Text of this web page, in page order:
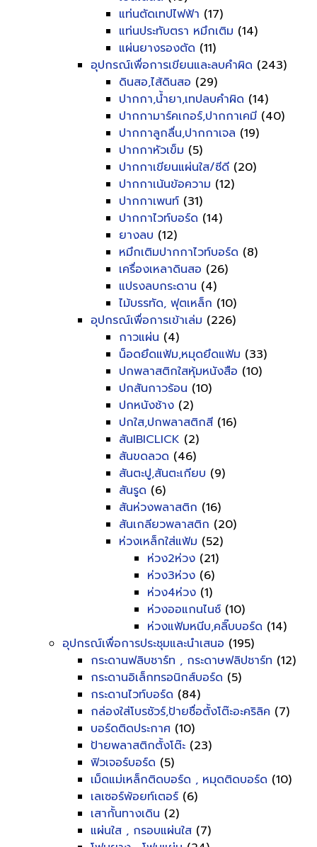
แท่นตัดเทปไฟฟ้า (17)
แท่นประทับตรา หมึกเติม (14)
แผ่นยางรองตัด (11)
อุปกรณ์เพื่อการเขียนและลบคำผิด (243)
ดินสอ,ไส้ดินสอ (29)
ปากกา,น้ำยา,เทปลบคำผิด (14)
ปากกามาร์คเกอร์,ปากกาเคมี (40)
ปากกาลูกลื่น,ปากกาเจล (19)
ปากกาหัวเข็ม (5)
ปากกาเขียนแผ่นใส/ซีดี (20)
ปากกาเน้นข้อความ (12)
ปากกาเพนท์ (31)
ปากกาไวท์บอร์ด (14)
ยางลบ (12)
หมึกเติมปากกาไวท์บอร์ด (8)
เครื่องเหลาดินสอ (26)
แปรงลบกระดาน (4)
ไม้บรรทัด, ฟุตเหล็ก (10)
อุปกรณ์เพื่อการเข้าเล่ม (226)
กาวแผ่น (4)
น็อดยึดแฟ้ม,หมุดยึดแฟ้ม (33)
ปกพลาสติกใสหุ้มหนังสือ (10)
ปกสันกาวร้อน (10)
ปกหนังช้าง (2)
ปกใส,ปกพลาสติกสี (16)
สันIBICLICK (2)
สันขดลวด (46)
สันตะปู,สันตะเกียบ (9)
สันรูด (6)
สันห่วงพลาสติก (16)
สันเกลียวพลาสติก (20)
ห่วงเหล็กใส่แฟ้ม (52)
ห่วง2ห่วง (21)
ห่วง3ห่วง (6)
ห่วง4ห่วง (1)
ห่วงออแกนไนซ์ (10)
ห่วงแฟ้มหนีบ,คลิ๊บบอร์ด (14)
อุปกรณ์เพื่อการประชุมและนำเสนอ (195)
กระดานฟลิบชาร์ท , กระดาษฟลิปชาร์ท (12)
กระดานอิเล็กทรอนิกส์บอร์ด (5)
กระดานไวท์บอร์ด (84)
กล่องใส่โบรชัวร์,ป้ายชื่อตั้งโต๊ะอะคริลิค (7)
บอร์ดติดประกาศ (10)
ป้ายพลาสติกตั้งโต๊ะ (23)
ฟิวเจอร์บอร์ด (5)
เม็ดแม่เหล็กติดบอร์ด , หมุดติดบอร์ด (10)
เลเซอร์พ้อยท์เตอร์ (6)
เสากั้นทางเดิน (2)
แผ่นใส , กรอบแผ่นใส (7)